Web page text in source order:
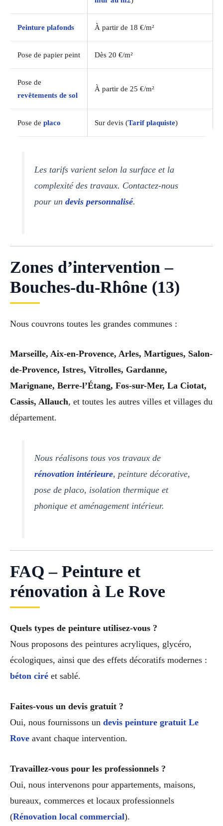
Peinture plafonds À partir de 18 €/m²
Pose de papier peint Dès 20 €/m²
Pose de
revêtements de sol
À partir de 25 €/m²
Pose de placo Sur devis (Tarif plaquiste)
Les tarifs varient selon la surface et la
complexité des travaux. Contactez-nous
pour undevis personnalisé.
Zones d’intervention –
Bouches-du-Rhône (13)
Nous couvrons toutes les grandes communes :
Marseille, Aix-en-Provence, Arles, Martigues, Salon-
de-Provence, Istres, Vitrolles, Gardanne,
Marignane, Berre-l’Étang, Fos-sur-Mer, La Ciotat,
Cassis, Allauch, et toutes les autres villes et villages du
département.
Nous réalisons tous vos travaux de
rénovation intérieure, peinture décorative,
pose de placo, isolation thermique et
phonique et aménagement intérieur.
FAQ – Peinture et
rénovation à Le Rove
Quels types de peinture utilisez-vous ?
Nous proposons des peintures acryliques, glycéro,
écologiques, ainsi que des effets décoratifs modernes :
béton ciré et sablé.
Faites-vous un devis gratuit ?
Oui, nous fournissons un devis peinture gratuit Le
Rove avant chaque intervention.
Travaillez-vous pour les professionnels ?
Oui, nous intervenons pour appartements, maisons,
bureaux, commerces et locaux professionnels
(Rénovation local commercial).